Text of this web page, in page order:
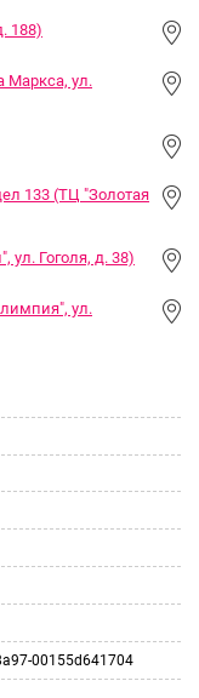
188)
Маркса, ул.
133 (ТЦ "Золотая
Гоголя, д. 38)
ул.
00155d641704